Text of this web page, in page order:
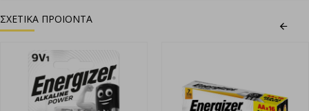
ΣΧΕΤΙΚΑ ΠΡΟΙΟΝΤΑ